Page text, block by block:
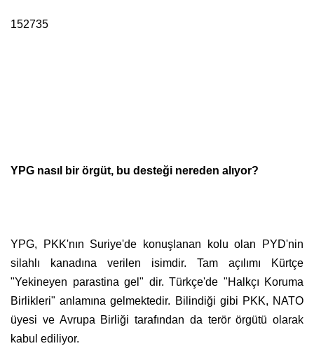
152735
YPG nasıl bir örgüt, bu desteği nereden alıyor?
YPG, PKK'nın Suriye'de konuşlanan kolu olan PYD'nin
silahlı kanadına verilen isimdir. Tam açılımı Kürtçe
"Yekineyen parastina gel" dir. Türkçe'de "Halkçı Koruma
Birlikleri" anlamına gelmektedir. Bilindiği gibi PKK, NATO
üyesi ve Avrupa Birliği tarafından da terör örgütü olarak
kabul ediliyor.